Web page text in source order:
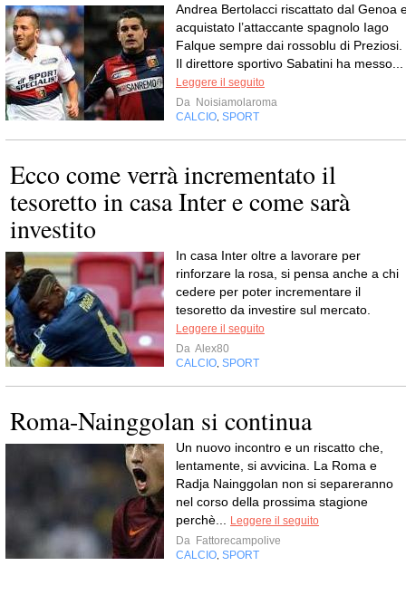
Andrea Bertolacci riscattato dal Genoa
acquistato l’attaccante spagnolo Iago
Falque sempre dai rossoblu di Preziosi.
Il direttore sportivo Sabatini ha messo...
Leggere il seguito
Da Noisiamolaroma
CALCIO SPORT
Ecco come verrà incrementato il
tesoretto in casa Inter e come sarà
investito
In casa Inter oltre a lavorare per
rinforzare la rosa, si pensa anche a chi
cedere per poter incrementare il
tesoretto da investire sul mercato.
Leggere il seguito
Da Alex80
CALCIO SPORT
Roma-Nainggolan si continua
Un nuovo incontro e un riscatto che,
lentamente, si avvicina. La Roma e
Radja Nainggolan non si separeranno
nel corso della prossima stagione
perchè...
Leggere il seguito
Da Fattorecampolive
CALCIO SPORT